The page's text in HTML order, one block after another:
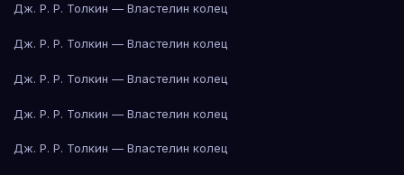
Дж. Р. Р. Толкин — Властелин колец
Дж. Р. Р. Толкин — Властелин колец
Дж. Р. Р. Толкин — Властелин колец
Дж. Р. Р. Толкин — Властелин колец
Дж. Р. Р. Толкин — Властелин колец